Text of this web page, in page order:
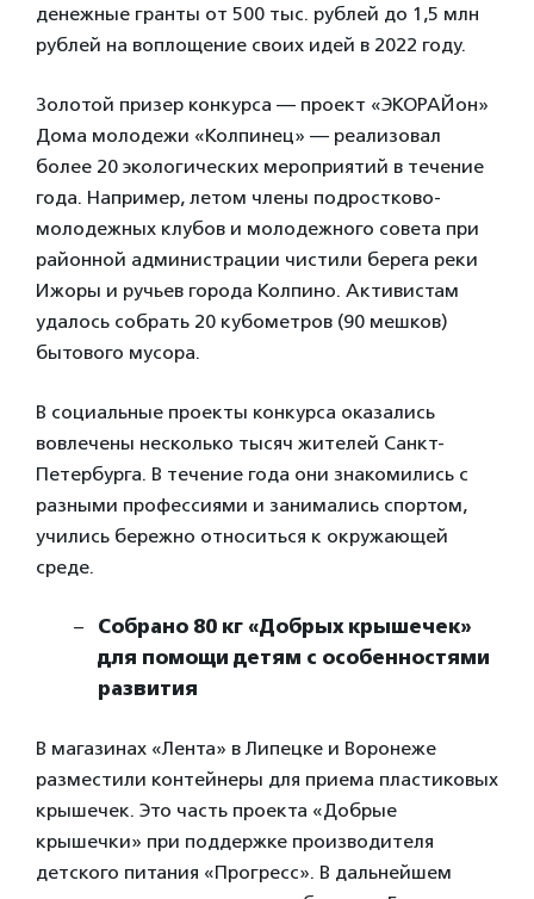
денежные гранты от 500 тыс. рублей до 1,5 млн
рублей на воплощение своих идей в 2022 году.
Золотой призер конкурса — проект «ЭКОРАЙон»
Дома молодежи «Колпинец» — реализовал
более 20 экологических мероприятий в течение
года. Например, летом члены подростково-
молодежных клубов и молодежного совета при
районной администрации чистили берега реки
Ижоры и ручьев города Колпино. Активистам
удалось собрать 20 кубометров (90 мешков)
бытового мусора.
В социальные проекты конкурса оказались
вовлечены несколько тысяч жителей Санкт-
Петербурга. В течение года они знакомились с
разными профессиями и занимались спортом,
учились бережно относиться к окружающей
среде.
Собрано 80 кг «Добрых крышечек»
для помощи детям с особенностями
развития
В магазинах «Лента» в Липецке и Воронеже
разместили контейнеры для приема пластиковых
крышечек. Это часть проекта «Добрые
крышечки» при поддержке производителя
детского питания «Прогресс». В дальнейшем